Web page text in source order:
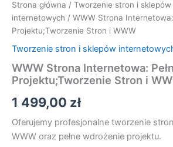
Strona główna / Tworzenie stron i sklepów
internetowych / WWW Strona
Projektu;Tworzenie Stron i WWW
Tworzenie stron i sklepów
WWW Strona Internetowa:
Projektu;Tworzenie Stron i
1 499,00 zł
Oferujemy profesjonalne tworzenie
WWW oraz pełne wdrożenie projektu.